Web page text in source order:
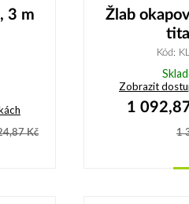
3 m
Kč
Žlab
Kód:
Zobrazit
1
1